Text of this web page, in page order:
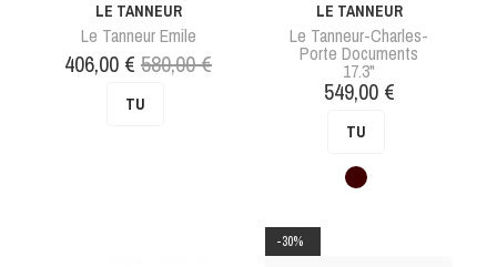
LE TANNEUR
Le Tanneur Emile
Prix
406,00 € Prix
base
580,00 €
TU
LE TANNEUR
Le Tanneur-Charles-
Porte Documents
17.3"
Prix
549,00 €
TU
Marron
-30%